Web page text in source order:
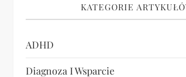
s
u
KATEGORIE
ADHD
Diagnoza I Wsparcie